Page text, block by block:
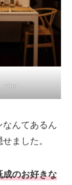
After
んてあるん
ました。
成のお好きな